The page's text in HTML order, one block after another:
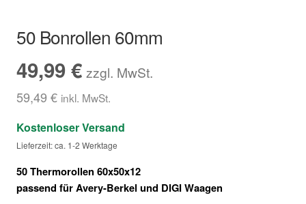
Öko Rollen
Rollen für Waagen
Sonderrollen
50 Bonrollen 60mm
49,99€ zzgl. MwSt.
59,49 € inkl. MwSt.
Kostenloser Versand
Lieferzeit: ca. 1-2 Werktage
50 Thermorollen 60x50x12
passend für Avery-Berkel und DIGI Waagen